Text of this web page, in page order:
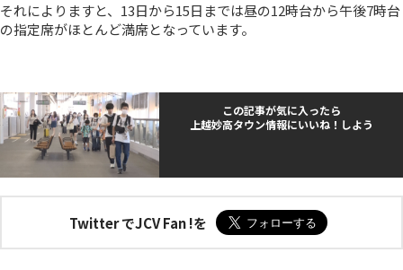
それによりますと、13日から15日までは昼の12時台から午後7時台
の指定席がほとんど満席となっています。
この記事が気に入ったら
上越妙高タウン情報にいいね！しよう
Twitter でJCV Fan !を